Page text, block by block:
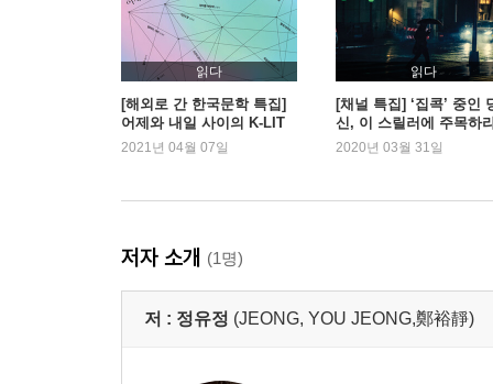
읽다
[해외로 간 한국문학 특집]
어제와 내일 사이의 K-LIT
2021년 04월 07일
읽다
[채널 특집] ‘집콕’ 중인
신, 이 스릴러에 주목하
2020년 03월 31일
저자 소개 (1명)
저 : 정유정 (JEONG, YOU JEONG,鄭裕靜)